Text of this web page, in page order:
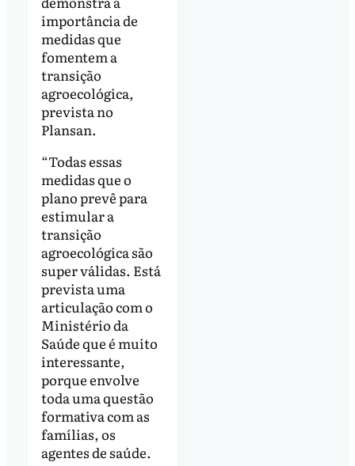
importância de
medidas que
fomentem a
transição
agroecológica,
prevista no
Plansan.
“Todas essas
medidas que o
plano prevê para
estimular a
transição
agroecológica são
super válidas. Está
prevista uma
articulação com o
Ministério da
Saúde que é muito
interessante,
porque envolve
toda uma questão
formativa com as
famílias, os
agentes de saúde.